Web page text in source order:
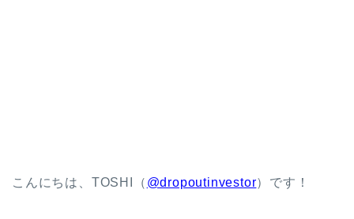
こんにちは、TOSHI（ @dropoutinvestor）です！